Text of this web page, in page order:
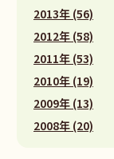
2013年 (56)
2012年 (58)
2011年 (53)
2010年 (19)
2009年 (13)
2008年 (20)